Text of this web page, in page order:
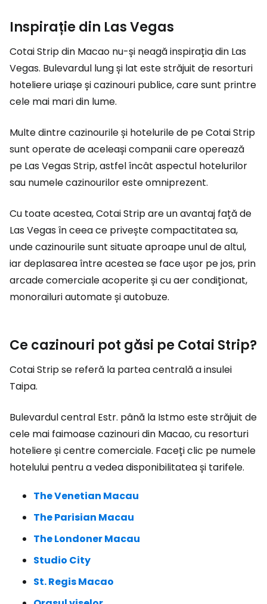
Inspirație din Las Vegas
Cotai Strip din Macao nu-și neagă inspirația din Las
Vegas. Bulevardul lung și lat este străjuit de resorturi
hoteliere uriașe și cazinouri publice, care sunt printre
cele mai mari din lume.
Multe dintre cazinourile și hotelurile de pe Cotai Strip
sunt operate de aceleași companii care operează
pe Las Vegas Strip, astfel încât aspectul hotelurilor
sau numele cazinourilor este omniprezent.
Cu toate acestea, Cotai Strip are un avantaj față de
Las Vegas în ceea ce privește compactitatea sa,
unde cazinourile sunt situate aproape unul de altul,
iar deplasarea între acestea se face ușor pe jos, prin
arcade comerciale acoperite și cu aer condiționat,
monorailuri automate și autobuze.
Ce cazinouri pot găsi pe Cotai Strip?
Cotai Strip se referă la partea centrală a insulei
Taipa.
Bulevardul central Estr. până la Istmo este străjuit de
cele mai faimoase cazinouri din Macao, cu resorturi
hoteliere și centre comerciale. Faceți clic pe numele
hotelului pentru a vedea disponibilitatea și tarifele.
The Venetian Macau
The Parisian Macau
The Londoner Macau
Studio City
St. Regis Macao